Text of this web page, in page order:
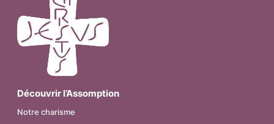
Découvrir l’Assomption
Notre charisme